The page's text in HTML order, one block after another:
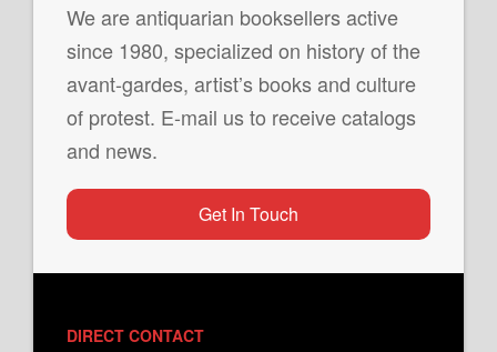
We are antiquarian booksellers active
since 1980, specialized on history of the
avant-gardes, artist’s books and culture
of protest. E-mail us to receive catalogs
and news.
Get In Touch
DIRECT CONTACT